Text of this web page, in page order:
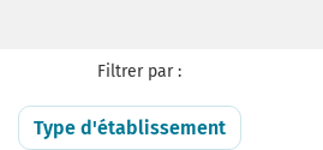
Filtrer par :
Type d'établissement